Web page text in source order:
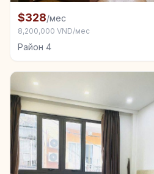
Комната в аренду в Район 4
$328/мес
8,200,000 VND/мес
Район 4